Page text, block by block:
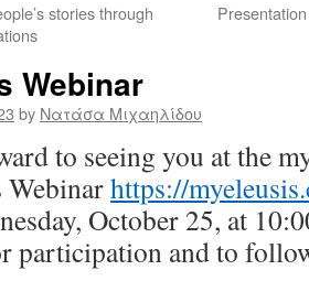
stories through
Webinar
by Νατάσα Μιχαηλίδου
to seeing you at the
https://
October 25, at
participation and to